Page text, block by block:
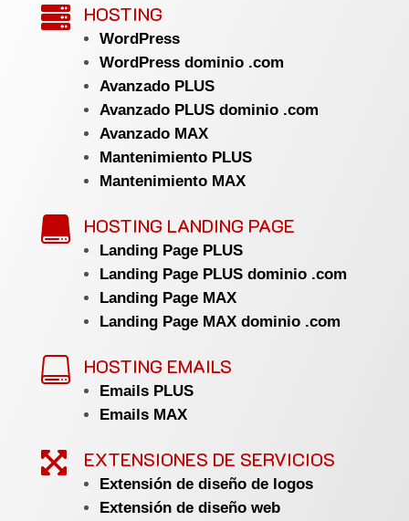
 HOSTING
WordPress
WordPress dominio .com
Avanzado PLUS
Avanzado PLUS dominio .com
Avanzado MAX
Mantenimiento PLUS
Mantenimiento MAX
 HOSTING LANDING PAGE
Landing Page PLUS
Landing Page PLUS dominio .com
Landing Page MAX
Landing Page MAX dominio .com
 HOSTING EMAILS
Emails PLUS
Emails MAX
 EXTENSIONES DE SERVICIOS
Extensión de diseño de logos
Extensión de diseño web